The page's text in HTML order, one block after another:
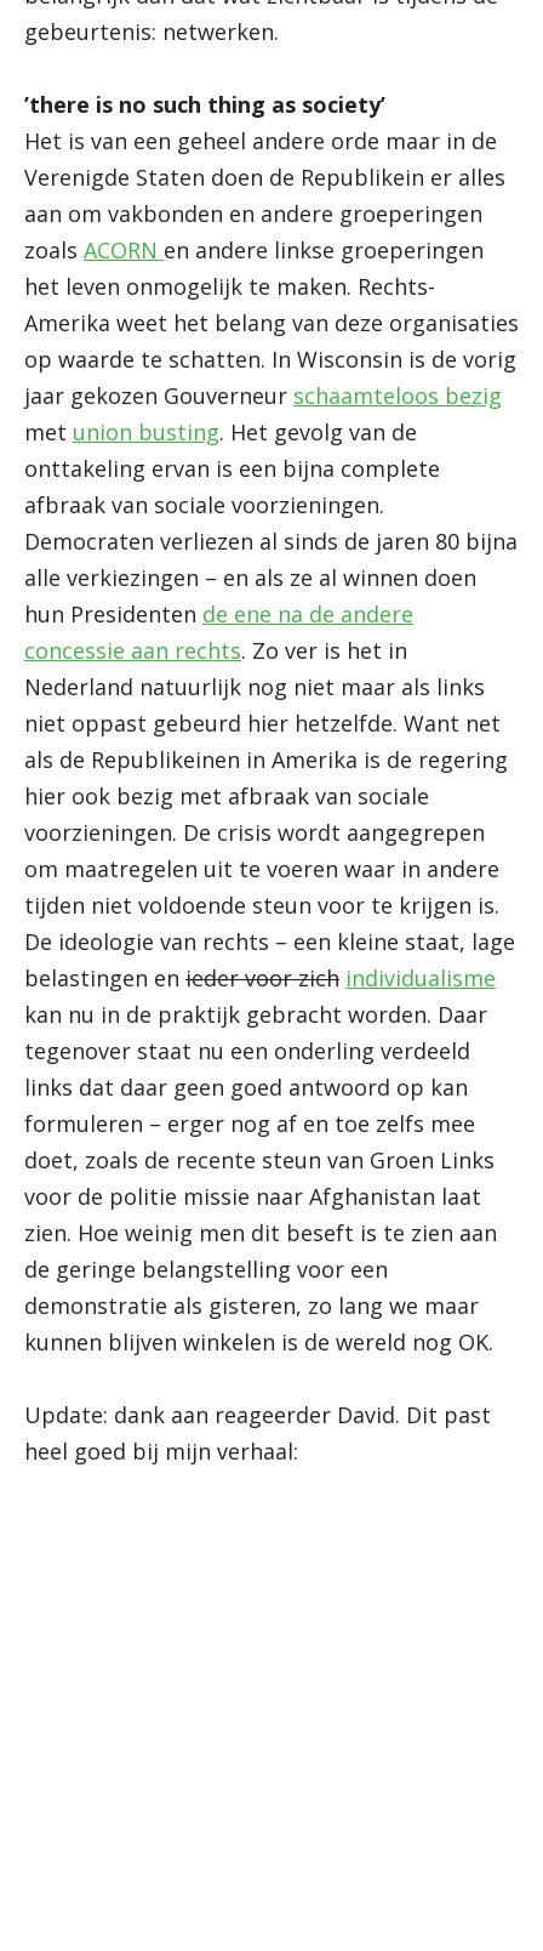
gebeurtenis: netwerken.
’there is no such thing as society’
Het is van een geheel andere orde maar in de
Verenigde Staten doen de Republikein er alles
aan om vakbonden en andere groeperingen
zoals ACORN en andere linkse groeperingen
het leven onmogelijk te maken. Rechts-
Amerika weet het belang van deze organisaties
op waarde te schatten. In Wisconsin is de vorig
jaar gekozen Gouverneur schaamteloos bezig
met union busting. Het gevolg van de
onttakeling ervan is een bijna complete
afbraak van sociale voorzieningen.
Democraten verliezen al sinds de jaren 80 bijna
alle verkiezingen – en als ze al winnen doen
hun Presidenten de ene na de andere
concessie aan rechts. Zo ver is het in
Nederland natuurlijk nog niet maar als links
niet oppast gebeurd hier hetzelfde. Want net
als de Republikeinen in Amerika is de regering
hier ook bezig met afbraak van sociale
voorzieningen. De crisis wordt aangegrepen
om maatregelen uit te voeren waar in andere
tijden niet voldoende steun voor te krijgen is.
De ideologie van rechts – een kleine staat, lage
belastingen en ieder voor zich individualisme
kan nu in de praktijk gebracht worden. Daar
tegenover staat nu een onderling verdeeld
links dat daar geen goed antwoord op kan
formuleren – erger nog af en toe zelfs mee
doet, zoals de recente steun van Groen Links
voor de politie missie naar Afghanistan laat
zien. Hoe weinig men dit beseft is te zien aan
de geringe belangstelling voor een
demonstratie als gisteren, zo lang we maar
kunnen blijven winkelen is de wereld nog OK.
Update: dank aan reageerder David. Dit past
heel goed bij mijn verhaal: